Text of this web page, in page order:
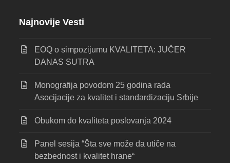
Najnovije Vesti
EOQ o simpozijumu KVALITETA: JUČER
DANAS SUTRA
Monografija povodom 25 godina rada
Asocijacije za kvalitet i standardizaciju Srbije
Obukom do kvaliteta poslovanja 2024
Panel sesija “Šta sve može da utiče na
bezbednost i kvalitet hrane“